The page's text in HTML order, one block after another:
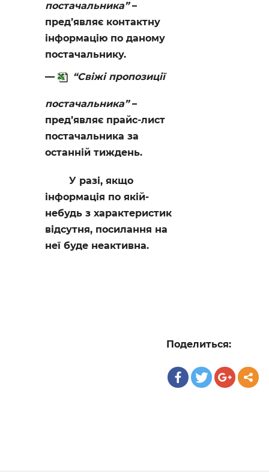
постачальника”–
пред’являє контактну
інформацію по даному
постачальнику.
“Свіжі пропозиції
постачальника”–
пред’являє прайс-лист
постачальника за
останній тиждень.
У разі, якщо
інформація по якій-
небудь з характеристик
відсутня, посилання на
неї буде неактивна.
Поделиться: